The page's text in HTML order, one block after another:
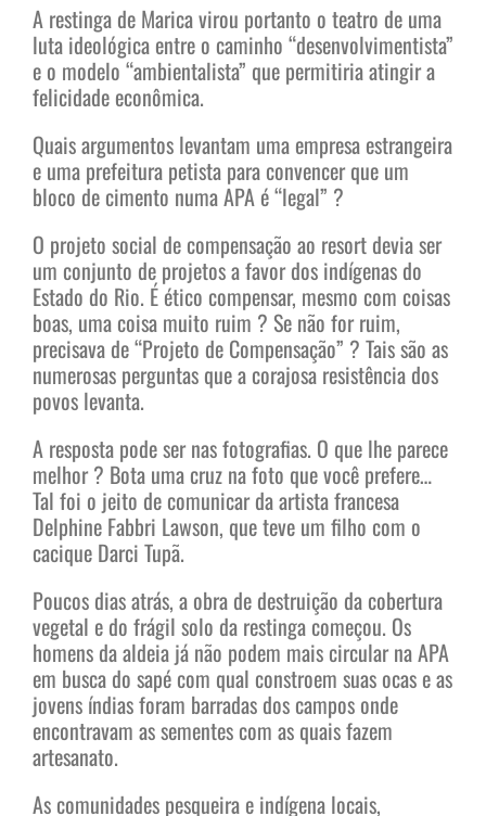
A restinga de Marica virou portanto o teatro de uma
luta ideológica entre o caminho “desenvolvimentista”
e o modelo “ambientalista” que permitiria atingir a
felicidade econômica.
Quais argumentos levantam uma empresa estrangeira
e uma prefeitura petista para convencer que um
bloco de cimento numa APA é “legal” ?
O projeto social de compensação ao resort devia ser
um conjunto de projetos a favor dos indígenas do
Estado do Rio. É ético compensar, mesmo com coisas
boas, uma coisa muito ruim ? Se não for ruim,
precisava de “Projeto de Compensação” ? Tais são as
numerosas perguntas que a corajosa resistência dos
povos levanta.
A resposta pode ser nas fotografias. O que lhe parece
melhor ? Bota uma cruz na foto que você prefere…
Tal foi o jeito de comunicar da artista francesa
Delphine Fabbri Lawson, que teve um filho com o
cacique Darci Tupã.
Poucos dias atrás, a obra de destruição da cobertura
vegetal e do frágil solo da restinga começou. Os
homens da aldeia já não podem mais circular na APA
em busca do sapé com qual constroem suas ocas e as
jovens índias foram barradas dos campos onde
encontravam as sementes com as quais fazem
artesanato.
As comunidades pesqueira e indígena locais,